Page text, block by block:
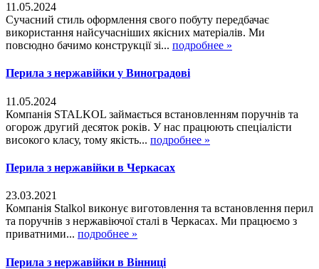
11.05.2024
Сучасний стиль оформлення свого побуту передбачає
використання найсучасніших якісних матеріалів. Ми
повсюдно бачимо конструкції зі... подробнее »
Перила з нержавійки у Виноградові
11.05.2024
Компанія STALKOL займається встановленням поручнів та
огорож другий десяток років. У нас працюють спеціалісти
високого класу, тому якість... подробнее »
Перила з нержавійки в Черкасах
23.03.2021
Компанія Stalkol виконує виготовлення та встановлення перил
та поручнів з нержавіючої сталі в Черкасах. Ми працюємо з
приватними... подробнее »
Перила з нержавійки в Вінниці